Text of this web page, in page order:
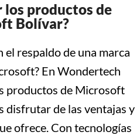
los productos de
Bolívar?
el respaldo de una marca
En Wondertech
productos de Microsoft
disfrutar de las ventajas y
ofrece. Con tecnologías